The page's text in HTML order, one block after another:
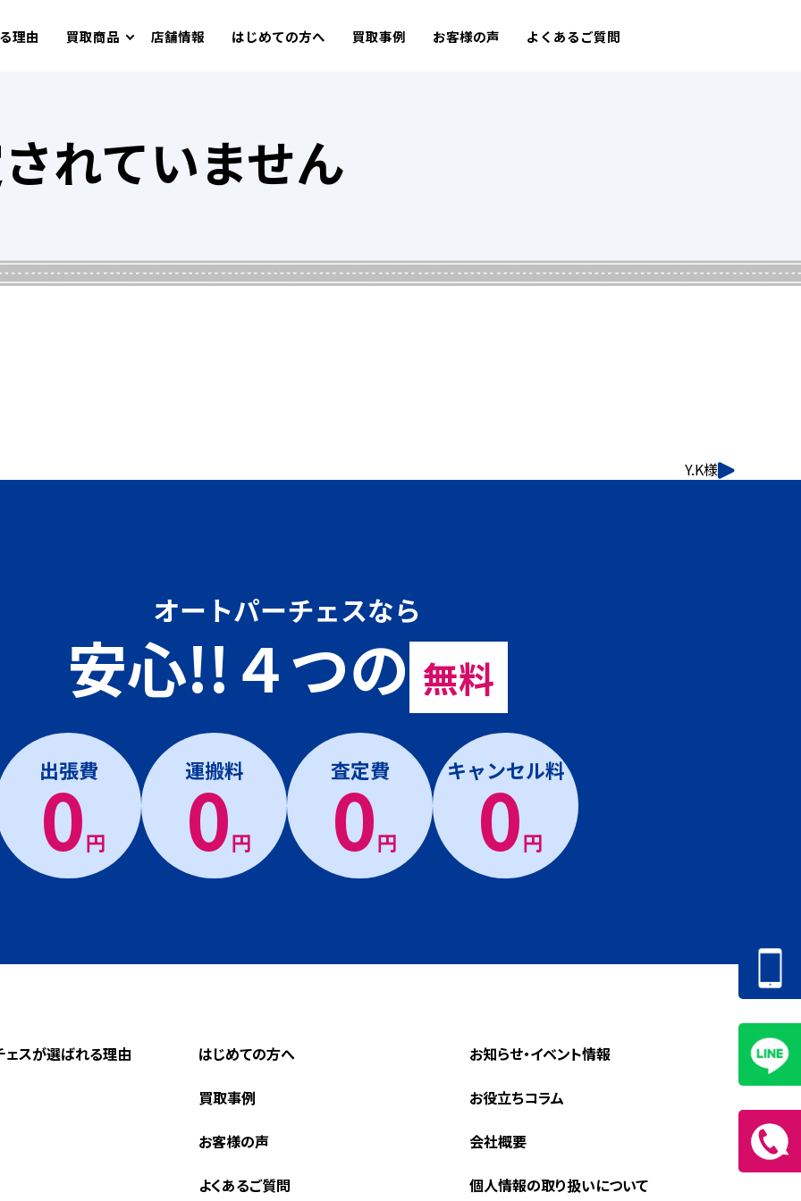
理由 買取商品 店舗情報 はじめての方へ 買取事例 お客様の声 よくあるご質問
れていません
Y.K様
オートパーチェスなら
安心!!４つの 無料
出張費
0円
運搬料
0円
査定費
0円
キャンセル料
0円
ェスが選ばれる理由 はじめての方へ
買取事例
お客様の声
よくあるご質問
お知らせ・イベント情報
お役立ちコラム
会社概要
個人情報の取り扱いについて